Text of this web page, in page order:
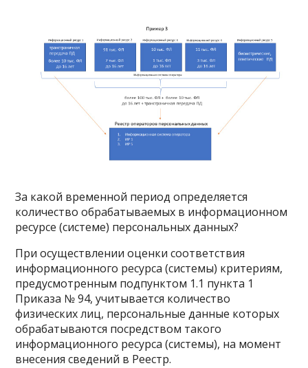
За какой временной период определяется
количество обрабатываемых в информационном
ресурсе (системе) персональных данных?
При осуществлении оценки соответствия
информационного ресурса (системы) критериям,
предусмотренным подпунктом 1.1 пункта 1
Приказа № 94, учитывается количество
физических лиц, персональные данные которых
обрабатываются посредством такого
информационного ресурса (системы), на момент
внесения сведений в Реестр.